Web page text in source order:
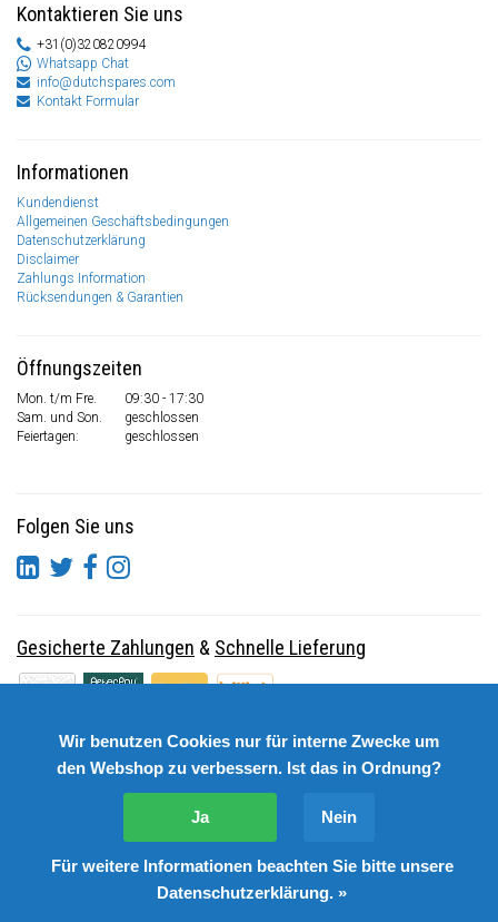
Kontaktieren Sie uns
+31(0)320820994
Whatsapp Chat
info@dutchspares.com
Kontakt Formular
Informationen
Kundendienst
Allgemeinen Geschäftsbedingungen
Datenschutzerklärung
Disclaimer
Zahlungs Information
Rücksendungen & Garantien
Öffnungszeiten
Mon. t/m Fre.
09:30 - 17:30
Sam. und Son.
geschlossen
Feiertagen:
geschlossen
Folgen Sie uns
Gesicherte Zahlungen & Schnelle Lieferung
© Copyright 2026 DutchSpares B.V. - Design byWebdinge.nl
DutchSpares B.V. word beoordeeld met: 9,9/10 (2541
Wir benutzen Cookies nur für interne Zwecke um
den Webshop zu verbessern. Ist das in Ordnung?
Ja Nein
Für weitere Informationen beachten Sie bitte unsere
Datenschutzerklärung. »